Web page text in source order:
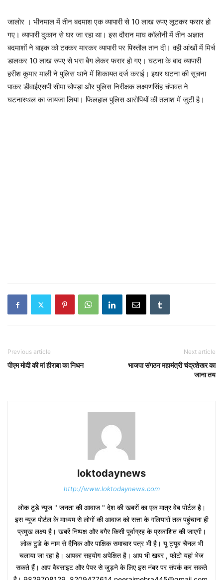
जालोर । भीनमाल में तीन बदमाश एक व्यापारी से 10 लाख रुपए लूटकर फरार हो
गए। व्यापारी दुकान से घर जा रहा था। इस दौरान माघ कॉलोनी में तीन अज्ञात
बदमाशों ने बाइक को टक्कर मारकर व्यापारी पर पिस्तौल तान दी। वही आंखों में मिर्च
डालकर 10 लाख रुपए से भरा बैग लेकर फरार हो गए। घटना के बाद व्यापारी
हरीश कुमार माली ने पुलिस थाने में शिकायत दर्ज कराई। इधर घटना की सूचना
पाकर डीवाईएसपी सीमा चोपड़ा और पुलिस निरीक्षक लक्ष्मणसिंह चंपावत ने
घटनास्थल का जायजा लिया। फिलहाल पुलिस आरोपियों की तलाश में जुटी है।
Previous article
पीएम मोदी की मां हीराबा का निधन
Next article
भाजपा संगठन महामंत्री चंद्रशेखर का
जाना तय
loktodaynews
http://www.loktodaynews.com
लोक टूडे न्यूज " जनता की आवाज " देश की खबरों का एक मात्र वेब पोर्टल है।
इस न्यूज पोर्टल के माध्यम से लोगों की आवाज को सत्ता के गलियारों तक पहुंचाना ही
प्रमुख लक्ष्य है। खबरें निष्पक्ष और बगैर किसी पूर्वाग्रह के प्रकाशित की जाएगी।
लोक टुडे के नाम से दैनिक और पाक्षिक समाचार पत्र भी है। यू ट्यूब चैनल भी
चलाया जा रहा है। आपका सहयोग अपेक्षित है। आप भी खबर , फोटो यहां भेज
सकते हैं। आप वैबसाइट और पेपर से जुड़ने के लिए इस नंबर पर संपर्क कर सकते